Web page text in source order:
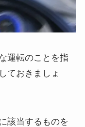
運転のことを指
ておきましょ
該当するものを